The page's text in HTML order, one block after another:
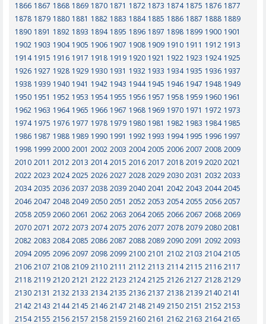
1866 1867 1868 1869 1870 1871 1872 1873 1874 1875 1876 1877
1878 1879 1880 1881 1882 1883 1884 1885 1886 1887 1888 1889
1890 1891 1892 1893 1894 1895 1896 1897 1898 1899 1900 1901
1902 1903 1904 1905 1906 1907 1908 1909 1910 1911 1912 1913
1914 1915 1916 1917 1918 1919 1920 1921 1922 1923 1924 1925
1926 1927 1928 1929 1930 1931 1932 1933 1934 1935 1936 1937
1938 1939 1940 1941 1942 1943 1944 1945 1946 1947 1948 1949
1950 1951 1952 1953 1954 1955 1956 1957 1958 1959 1960 1961
1962 1963 1964 1965 1966 1967 1968 1969 1970 1971 1972 1973
1974 1975 1976 1977 1978 1979 1980 1981 1982 1983 1984 1985
1986 1987 1988 1989 1990 1991 1992 1993 1994 1995 1996 1997
1998 1999 2000 2001 2002 2003 2004 2005 2006 2007 2008 2009
2010 2011 2012 2013 2014 2015 2016 2017 2018 2019 2020 2021
2022 2023 2024 2025 2026 2027 2028 2029 2030 2031 2032 2033
2034 2035 2036 2037 2038 2039 2040 2041 2042 2043 2044 2045
2046 2047 2048 2049 2050 2051 2052 2053 2054 2055 2056 2057
2058 2059 2060 2061 2062 2063 2064 2065 2066 2067 2068 2069
2070 2071 2072 2073 2074 2075 2076 2077 2078 2079 2080 2081
2082 2083 2084 2085 2086 2087 2088 2089 2090 2091 2092 2093
2094 2095 2096 2097 2098 2099 2100 2101 2102 2103 2104 2105
2106 2107 2108 2109 2110 2111 2112 2113 2114 2115 2116 2117
2118 2119 2120 2121 2122 2123 2124 2125 2126 2127 2128 2129
2130 2131 2132 2133 2134 2135 2136 2137 2138 2139 2140 2141
2142 2143 2144 2145 2146 2147 2148 2149 2150 2151 2152 2153
2154 2155 2156 2157 2158 2159 2160 2161 2162 2163 2164 2165